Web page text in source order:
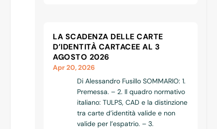
LA SCADENZA DELLE CARTE
D’IDENTITÀ CARTACEE AL 3
AGOSTO 2026
Apr 20, 2026
Di Alessandro Fusillo SOMMARIO: 1.
Premessa. – 2. Il quadro normativo
italiano: TULPS, CAD e la distinzione
tra carte d’identità valide e non
valide per l’espatrio. – 3.